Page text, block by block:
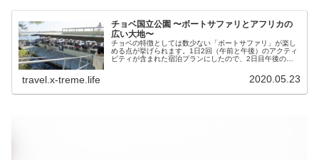
チョベ国立公園 〜ボートサファリとアフリカの
広い大地〜
チョベの特徴としては数少ない「ボートサファリ」が楽し
める点が挙げられます。1日2回（午前と午後）のアクティ
ビティが含まれた宿泊プランにしたので、2日目午後のこ
travel.x-treme.life 2020.05.23